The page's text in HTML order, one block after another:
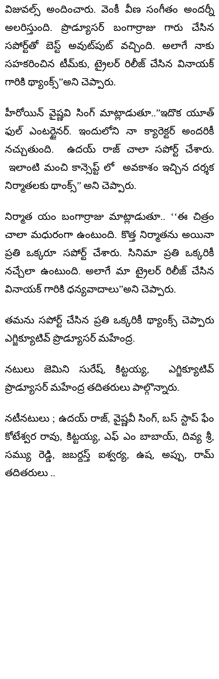
విజువల్స్ అందించారు. వెంకీ వీణ సంగీతం అందర్నీ
అలరిస్తుంది. ప్రొడ్యూసర్ బంగార్రాజు గారు చేసిన
సపోర్ట్‌తో బెస్ట్ అవుట్‌పుట్ వచ్చింది. అలాగే నాకు
సహకరించిన టీమ్‌కు, ట్రైలర్ రిలీజ్ చేసిన వినాయక్
గారికి థ్యాంక్స్”అని చెప్పారు.
హీరోయిన్ వైష్ణవి సింగ్ మాట్లాడుతూ..”ఇదొక యూత్
ఫుల్ ఎంటర్టైనర్. ఇందులోని నా క్యారెక్టర్ అందరికీ
నచ్చుతుంది. ఉదయ్ రాజ్ చాలా సపోర్ట్ చేశారు.
ఇలాంటి మంచి కాన్సెప్ట్ లో అవకాశం ఇచ్చిన దర్శక
నిర్మాతలకు థాంక్స్” అని చెప్పారు.
నిర్మాత యం బంగార్రాజు మాట్లాడుతూ.. ‘‘ఈ చిత్రం
చాలా మధురంగా ఉంటుంది. కొత్త నిర్మాతను అయినా
ప్రతి ఒక్కరూ సపోర్ట్ చేశారు. సినిమా ప్రతి ఒక్కరికీ
నచ్చేలా ఉంటుంది. అలాగే మా ట్రైలర్ రిలీజ్ చేసిన
వినాయక్ గారికి ధన్యవాదాలు”అని చెప్పారు.
తమను సపోర్ట్ చేసిన ప్రతి ఒక్కరికీ థ్యాంక్స్ చెప్పారు
ఎగ్జిక్యూటివ్ ప్రొడ్యూసర్ మహేంద్ర.
నటులు జెమిని సురేష్, కిట్టయ్య, ఎగ్జిక్యూటివ్
ప్రొడ్యూసర్ మహేంద్ర తదితరులు పాల్గొన్నారు.
నటీనటులు ; ఉదయ్ రాజ్, వైష్ణవీ సింగ్, బస్ స్టాప్ ఫేం
కోటేశ్వర రావు, కిట్టయ్య, ఎఫ్ ఎం బాబాయ్, దివ్య శ్రీ,
సమ్యు రెడ్డి, జబర్దస్త్ ఐశ్వర్య, ఉష, అప్పు, రామ్
తదితరులు ..